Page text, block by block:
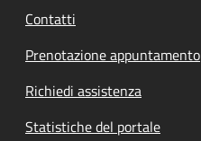
Contatti
Prenotazione appuntamento
Richiedi assistenza
Statistiche del portale